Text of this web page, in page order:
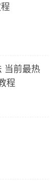
当前最热
程